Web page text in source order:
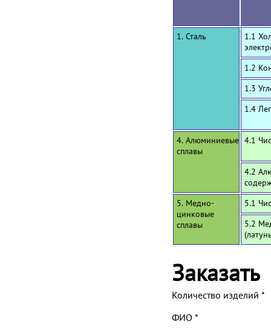
1. Сталь
1.1
1.2
1.3
1.4
4. Алюминиевые
сплавы
4.1
4.2
5. Медно-
цинковые
сплавы
5.1
5.2
Заказать
Количество изделий *
ФИО *